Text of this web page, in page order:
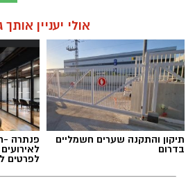
אולי יעניין אותך
תיקון והתקנה שערים חשמליים
בדרום
פנתרה -
לפרטים